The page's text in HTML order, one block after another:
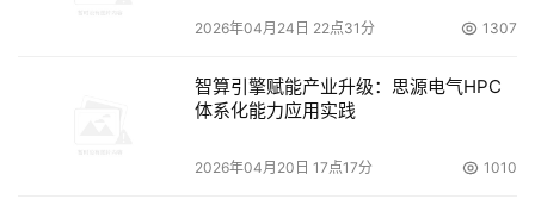
2026年04月24日 22点31分 1307
智算引擎赋能产业升级：思源电气HPC
体系化能力应用实践
2026年04月20日 17点17分 1010